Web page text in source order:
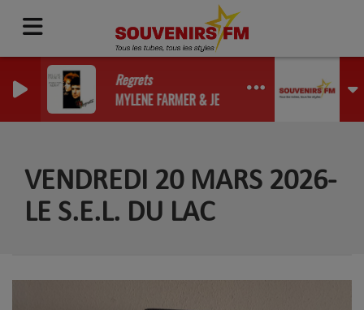
Regrets
MYLENE FARMER & JEAN LOUIS MURAT
VENDREDI 20 MARS 2026-
LE S.E.L. DU LAC